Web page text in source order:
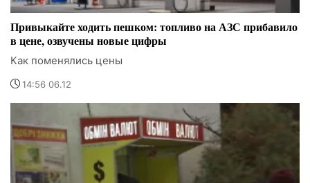
Привыкайте ходить пешком: топливо на АЗС прибавило
в цене, озвучены новые цифры
Как поменялись цены
14:56 06.12